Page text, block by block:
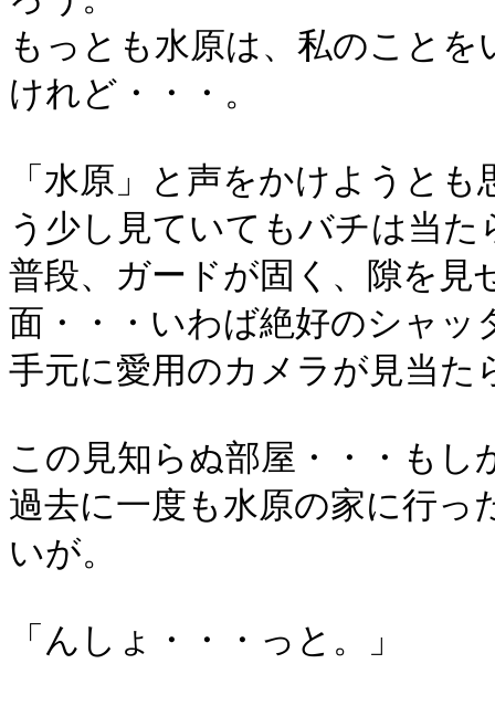
もっとも水原は、私のこと
けれど・・・。
「水原」と声をかけようと
う少し見ていてもバチは当
普段、ガードが固く、隙を見
面・・・いわば絶好のシャッ
手元に愛用のカメラが見当
この見知らぬ部屋・・・も
過去に一度も水原の家に行
いが。
「んしょ・・・っと。」